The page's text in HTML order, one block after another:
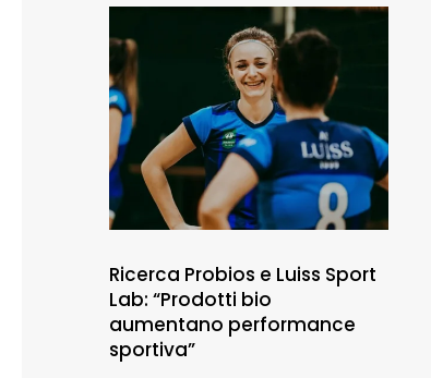
Ricerca Probios e Luiss Sport
Lab: “Prodotti bio
aumentano performance
sportiva”